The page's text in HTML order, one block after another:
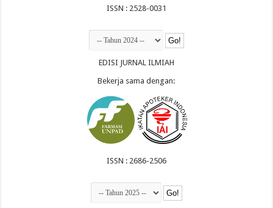
ISSN : 2528-0031
EDISI JURNAL ILMIAH
Bekerja sama dengan:
ISSN : 2686-2506